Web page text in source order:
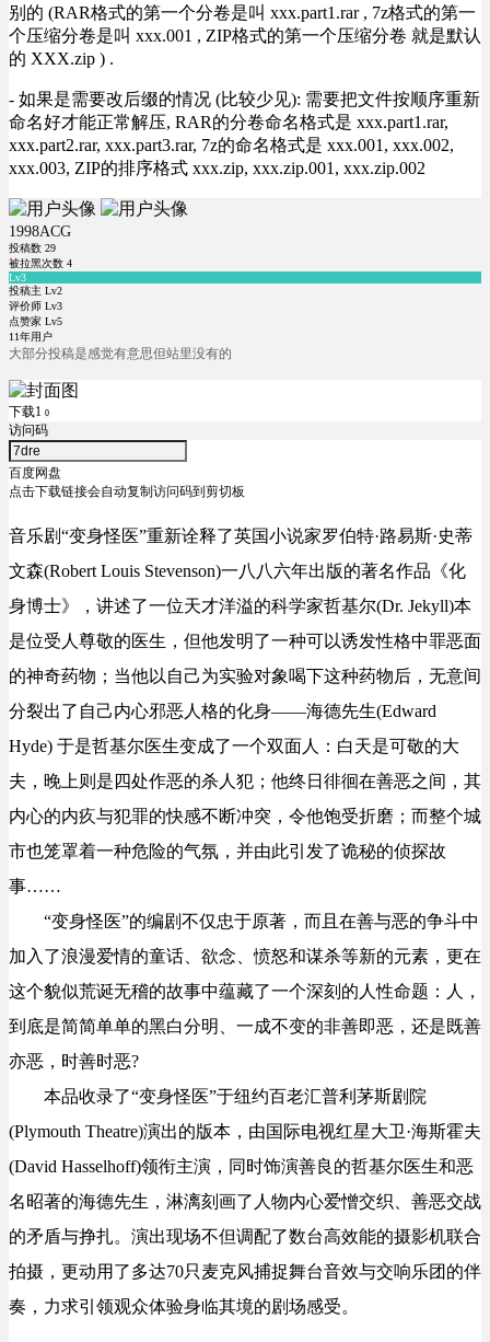
别的 (RAR格式的第一个分卷是叫 xxx.part1.rar , 7z格式的第一
个压缩分卷是叫 xxx.001 , ZIP格式的第一个压缩分卷 就是默认
的 XXX.zip ) .
- 如果是需要改后缀的情况 (比较少见): 需要把文件按顺序重新
命名好才能正常解压, RAR的分卷命名格式是 xxx.part1.rar,
xxx.part2.rar, xxx.part3.rar, 7z的命名格式是 xxx.001, xxx.002,
xxx.003, ZIP的排序格式 xxx.zip, xxx.zip.001, xxx.zip.002
1998ACG
投稿数 29
被拉黑次数 4
Lv3
投稿主 Lv2
评价师 Lv3
点赞家 Lv5
11年用户
大部分投稿是感觉有意思但站里没有的
下载1 0
访问码
百度网盘
点击下载链接会自动复制访问码到剪切板
音乐剧“变身怪医”重新诠释了英国小说家罗伯特·路易斯·史蒂
文森(Robert Louis Stevenson)一八八六年出版的著名作品《化
身博士》，讲述了一位天才洋溢的科学家哲基尔(Dr. Jekyll)本
是位受人尊敬的医生，但他发明了一种可以诱发性格中罪恶面
的神奇药物；当他以自己为实验对象喝下这种药物后，无意间
分裂出了自己内心邪恶人格的化身——海德先生(Edward
Hyde) 于是哲基尔医生变成了一个双面人：白天是可敬的大
夫，晚上则是四处作恶的杀人犯；他终日徘徊在善恶之间，其
内心的内疚与犯罪的快感不断冲突，令他饱受折磨；而整个城
市也笼罩着一种危险的气氛，并由此引发了诡秘的侦探故
事……
“变身怪医”的编剧不仅忠于原著，而且在善与恶的争斗中
加入了浪漫爱情的童话、欲念、愤怒和谋杀等新的元素，更在
这个貌似荒诞无稽的故事中蕴藏了一个深刻的人性命题：人，
到底是简简单单的黑白分明、一成不变的非善即恶，还是既善
亦恶，时善时恶?
本品收录了“变身怪医”于纽约百老汇普利茅斯剧院
(Plymouth Theatre)演出的版本，由国际电视红星大卫·海斯霍夫
(David Hasselhoff)领衔主演，同时饰演善良的哲基尔医生和恶
名昭著的海德先生，淋漓刻画了人物内心爱憎交织、善恶交战
的矛盾与挣扎。演出现场不但调配了数台高效能的摄影机联合
拍摄，更动用了多达70只麦克风捕捉舞台音效与交响乐团的伴
奏，力求引领观众体验身临其境的剧场感受。